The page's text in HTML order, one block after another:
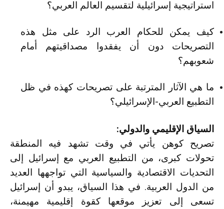
استراتيجية إسرائيلية لتقسيم العالم العربي؟
كيف يمكن للحكام العرب الرد على مثل هذه
التصريحات دون أن يفقدوا مصداقيتهم أمام
شعوبهم؟
ما هي الآثار المترتبة على تصريحات كهذه في ظل
التطبيع العربي-الإسرائيلي؟
السياق الإقليمي والدولي:
تصريح كوهن يأتي في وقت تشهد فيه المنطقة
تحولات كبرى، من التطبيع العربي مع إسرائيل إلى
التحديات الاقتصادية والسياسية التي تواجهها العديد
من الدول العربية. في هذا السياق، يبدو أن إسرائيل
تسعى إلى تعزيز موقعها كقوة إقليمية مهيمنة،